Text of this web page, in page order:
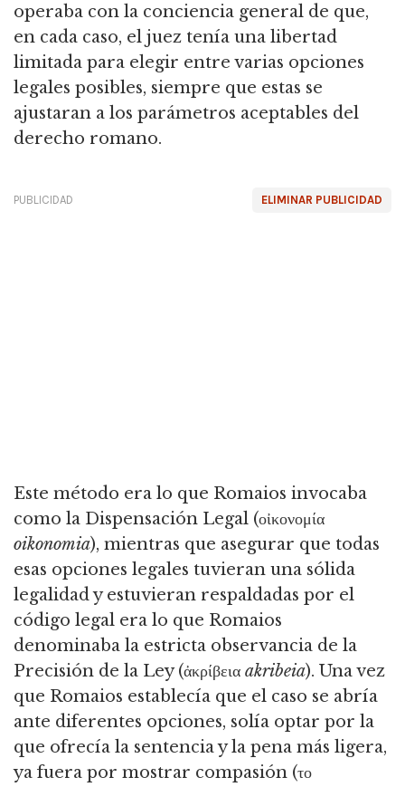
operaba con la conciencia general de que,
en cada caso, el juez tenía una libertad
limitada para elegir entre varias opciones
legales posibles, siempre que estas se
ajustaran a los parámetros aceptables del
derecho romano.
ELIMINAR PUBLICIDAD
PUBLICIDAD
Este método era lo que Romaios invocaba
como la Dispensación Legal (οἰκονομία
oikonomia), mientras que asegurar que todas
esas opciones legales tuvieran una sólida
legalidad y estuvieran respaldadas por el
código legal era lo que Romaios
denominaba la estricta observancia de la
Precisión de la Ley (ἀκρίβεια akribeia). Una vez
que Romaios establecía que el caso se abría
ante diferentes opciones, solía optar por la
que ofrecía la sentencia y la pena más ligera,
ya fuera por mostrar compasión (το